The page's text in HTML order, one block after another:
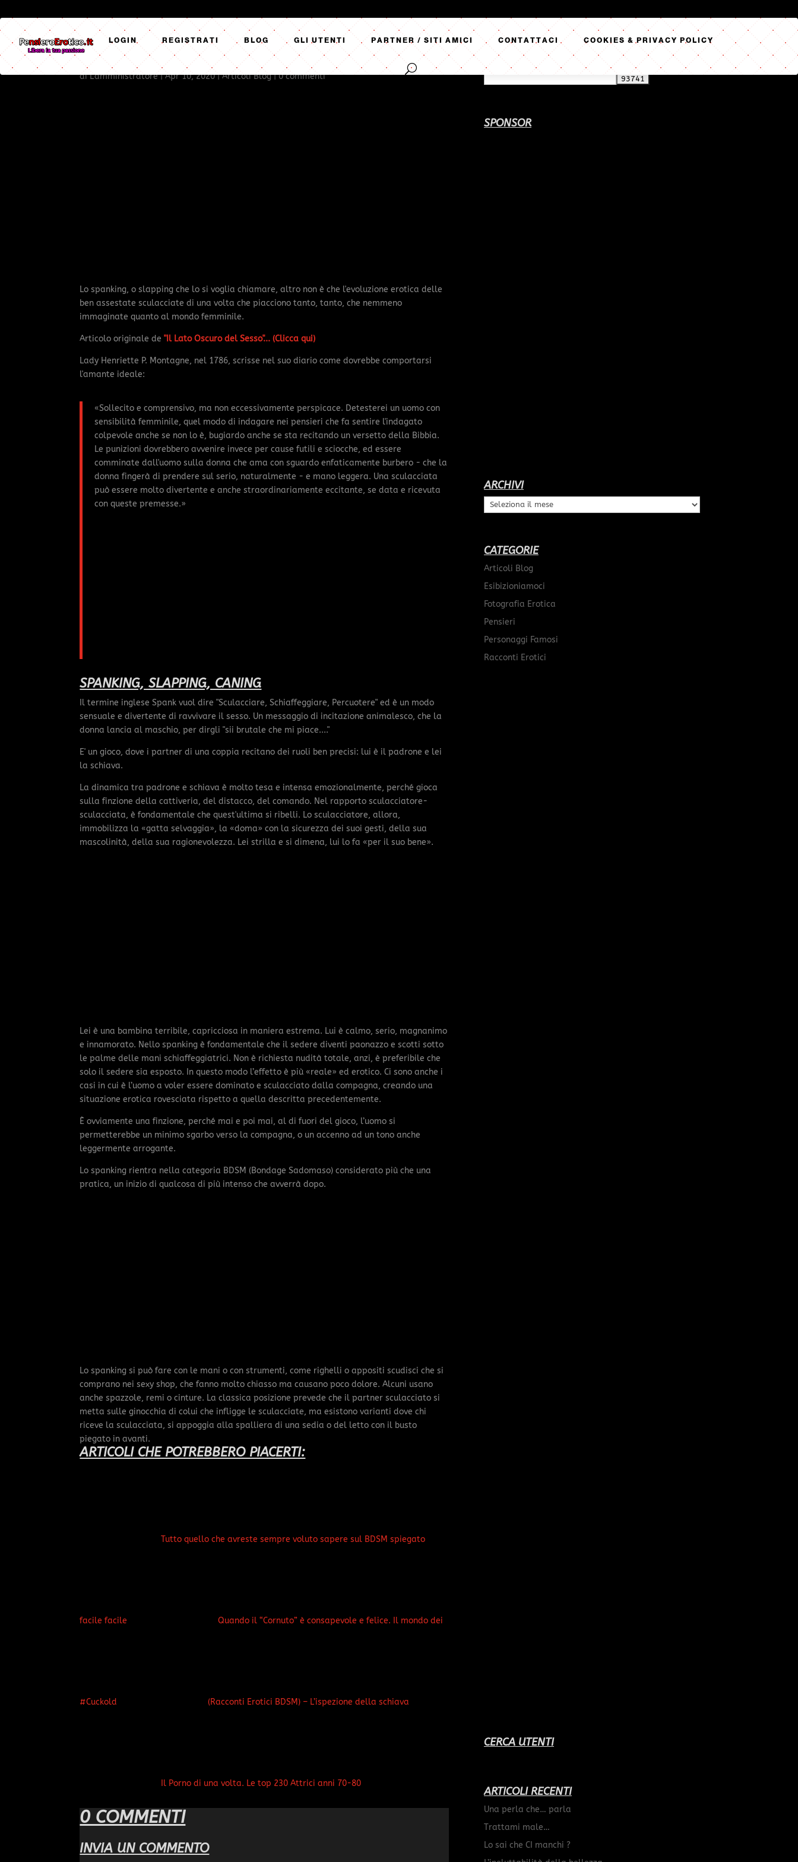
LOGIN REGISTRATI BLOG GLI UTENTI PARTNER / SITI AMICI CONTATTACI COOKIES & PRIVACY POLICY
SPANKING. L’ANTICA ARTE DELLO SCULACCIARE
diL'amministratore|Apr 10, 2020|Articoli Blog|0 commenti
Lo spanking, o slapping che lo si voglia chiamare, altro non è che l'evoluzione erotica delle
ben assestate sculacciate di una volta che piacciono tanto, tanto, che nemmeno
immaginate quanto al mondo femminile.
Articolo originale de"Il Lato Oscuro del Sesso"... (Clicca qui)
Lady Henriette P. Montagne, nel 1786, scrisse nel suo diario come dovrebbe comportarsi
l'amante ideale:
«Sollecito e comprensivo, ma non eccessivamente perspicace. Detesterei un uomo con
sensibilità femminile, quel modo di indagare nei pensieri che fa sentire l'indagato
colpevole anche se non lo è, bugiardo anche se sta recitando un versetto della Bibbia.
Le punizioni dovrebbero avvenire invece per cause futili e sciocche, ed essere
comminate dall'uomo sulla donna che ama con sguardo enfaticamente burbero - che la
donna fingerà di prendere sul serio, naturalmente - e mano leggera. Una sculacciata
può essere molto divertente e anche straordinariamente eccitante, se data e ricevuta
con queste premesse.»
SPANKING, SLAPPING, CANING
Il termine inglese Spank vuol dire "Sculacciare, Schiaffeggiare, Percuotere" ed è un modo
sensuale e divertente di ravvivare il sesso. Un messaggio di incitazione animalesco, che la
donna lancia al maschio, per dirgli "sii brutale che mi piace...."
E' un gioco, dove i partner di una coppia recitano dei ruoli ben precisi: lui è il padrone e lei
la schiava.
La dinamica tra padrone e schiava è molto tesa e intensa emozionalmente, perché gioca
sulla finzione della cattiveria, del distacco, del comando. Nel rapporto sculacciatore-
sculacciata, è fondamentale che quest'ultima si ribelli. Lo sculacciatore, allora,
immobilizza la «gatta selvaggia», la «doma» con la sicurezza dei suoi gesti, della sua
mascolinità, della sua ragionevolezza. Lei strilla e si dimena, lui lo fa «per il suo bene».
Lei è una bambina terribile, capricciosa in maniera estrema. Lui è calmo, serio, magnanimo
e innamorato. Nello spanking è fondamentale che il sedere diventi paonazzo e scotti sotto
le palme delle mani schiaffeggiatrici. Non è richiesta nudità totale, anzi, è preferibile che
solo il sedere sia esposto. In questo modo l’effetto è più «reale» ed erotico. Ci sono anche i
casi in cui è l’uomo a voler essere dominato e sculacciato dalla compagna, creando una
situazione erotica rovesciata rispetto a quella descritta precedentemente.
È ovviamente una finzione, perché mai e poi mai, al di fuori del gioco, l’uomo si
permetterebbe un minimo sgarbo verso la compagna, o un accenno ad un tono anche
leggermente arrogante.
Lo spanking rientra nella categoria BDSM (Bondage Sadomaso) considerato più che una
pratica, un inizio di qualcosa di più intenso che avverrà dopo.
Lo spanking si può fare con le mani o con strumenti, come righelli o appositi scudisci che si
comprano nei sexy shop, che fanno molto chiasso ma causano poco dolore. Alcuni usano
anche spazzole, remi o cinture. La classica posizione prevede che il partner sculacciato si
metta sulle ginocchia di colui che infligge le sculacciate, ma esistono varianti dove chi
riceve la sculacciata, si appoggia alla spalliera di una sedia o del letto con il busto
piegato in avanti.
ARTICOLI CHE POTREBBERO PIACERTI:
Tutto quello che avreste sempre voluto sapere sul BDSM spiegato
facile facile Quando il “Cornuto” è consapevole e felice. Il mondo dei
#Cuckold (Racconti Erotici BDSM) – L’ispezione della schiava
Il Porno di una volta. Le top 230 Attrici anni 70-80
0 COMMENTI
INVIA UN COMMENTO
SPONSOR
ARCHIVI
Archivi
CATEGORIE
Articoli Blog
Esibizioniamoci
Fotografia Erotica
Pensieri
Personaggi Famosi
Racconti Erotici
CERCA UTENTI
ARTICOLI RECENTI
Una perla che… parla
Trattami male…
Lo sai che CI manchi ?